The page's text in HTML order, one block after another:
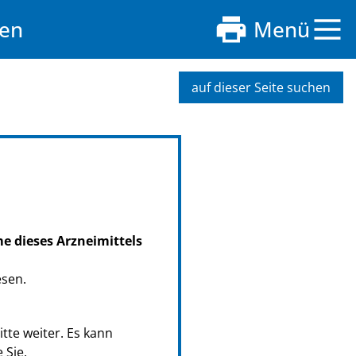
Menü
auf dieser Seite suchen
dieses Arzneimittels
weiter. Es kann
Sie.